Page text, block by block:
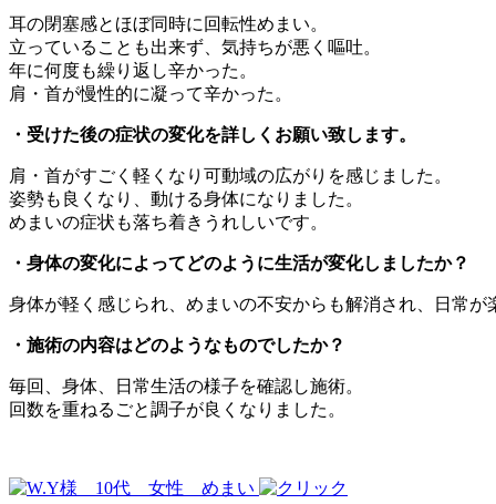
耳の閉塞感とほぼ同時に回転性めまい。
立っていることも出来ず、気持ちが悪く嘔吐。
年に何度も繰り返し辛かった。
肩・首が慢性的に凝って辛かった。
・受けた後の症状の変化を詳しくお願い致します。
肩・首がすごく軽くなり可動域の広がりを感じました。
姿勢も良くなり、動ける身体になりました。
めまいの症状も落ち着きうれしいです。
・身体の変化によってどのように生活が変化しましたか？
身体が軽く感じられ、めまいの不安からも解消され、日常が
・施術の内容はどのようなものでしたか？
毎回、身体、日常生活の様子を確認し施術。
回数を重ねるごと調子が良くなりました。